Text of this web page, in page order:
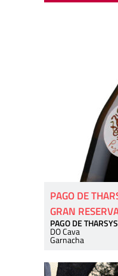
PAGO DE
GRAN
PAGO DE THARSYS
DO Cava
Garnacha